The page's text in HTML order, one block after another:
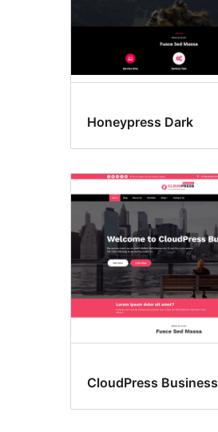
Honeypress Dark
CloudPress Business